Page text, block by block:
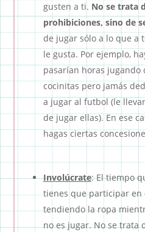
gusten a ti. No se trata
prohibiciones, sino de
de jugar sólo a lo que a
le gusta. Por ejemplo,
pasarían horas jugando
cocinitas pero jamás
a jugar al futbol (le
de jugar ellas). En ese
hagas ciertas
Involúcrate: El tiempo
tienes que participar en
tendiendo la ropa
no es jugar. No se trata